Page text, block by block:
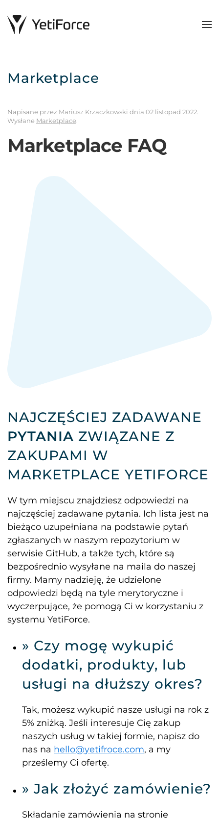
Marketplace
Napisane przez Mariusz Krzaczkowski dnia 02 listopad 2022.
Wysłane Marketplace.
Marketplace FAQ
NAJCZĘŚCIEJ ZADAWANE
PYTANIA ZWIĄZANE Z
ZAKUPAMI W
MARKETPLACE YETIFORCE
W tym miejscu znajdziesz odpowiedzi na
najczęściej zadawane pytania. Ich lista jest na
bieżąco uzupełniana na podstawie pytań
zgłaszanych w naszym repozytorium w
serwisie GitHub, a także tych, które są
bezpośrednio wysyłane na maila do naszej
firmy. Mamy nadzieję, że udzielone
odpowiedzi będą na tyle merytoryczne i
wyczerpujące, że pomogą Ci w korzystaniu z
systemu YetiForce.
» Czy mogę wykupić
dodatki, produkty, lub
usługi na dłuższy okres?
Tak, możesz wykupić nasze usługi na rok z
5% zniżką. Jeśli interesuje Cię zakup
naszych usług w takiej formie, napisz do
nas na hello@yetifroce.com, a my
prześlemy Ci ofertę.
» Jak złożyć zamówienie?
Składanie zamówienia na stronie